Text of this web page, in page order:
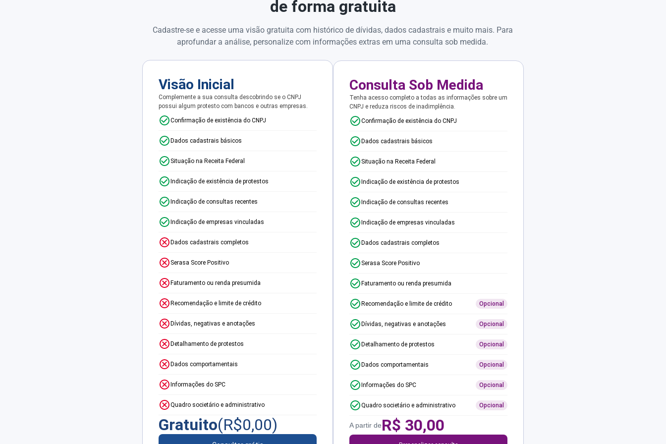
de forma gratuita
Cadastre-se e acesse uma visão gratuita com histórico de dívidas, dados cadastrais e muito mais. Para
aprofundar a análise, personalize com informações extras em uma consulta sob medida.
Visão Inicial
Complemente a sua consulta descobrindo se o CNPJ
possui algum protesto com bancos e outras empresas.
Confirmação de existência do CNPJ
Dados cadastrais básicos
Situação na Receita Federal
Indicação de existência de protestos
Indicação de consultas recentes
Indicação de empresas vinculadas
Dados cadastrais completos
Serasa Score Positivo
Faturamento ou renda presumida
Recomendação e limite de crédito
Dívidas, negativas e anotações
Detalhamento de protestos
Dados comportamentais
Informações do SPC
Quadro societário e administrativo
Gratuito(R$0,00)
Consulta Sob Medida
Tenha acesso completo a todas as informações sobre um
CNPJ e reduza riscos de inadimplência.
Confirmação de existência do CNPJ
Dados cadastrais básicos
Situação na Receita Federal
Indicação de existência de protestos
Indicação de consultas recentes
Indicação de empresas vinculadas
Dados cadastrais completos
Serasa Score Positivo
Faturamento ou renda presumida
Recomendação e limite de crédito Opcional
Dívidas, negativas e anotações Opcional
Detalhamento de protestos Opcional
Dados comportamentais Opcional
Informações do SPC Opcional
Quadro societário e administrativo Opcional
A partir deR$ 30,00